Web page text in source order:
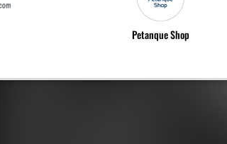
Petanque Shop